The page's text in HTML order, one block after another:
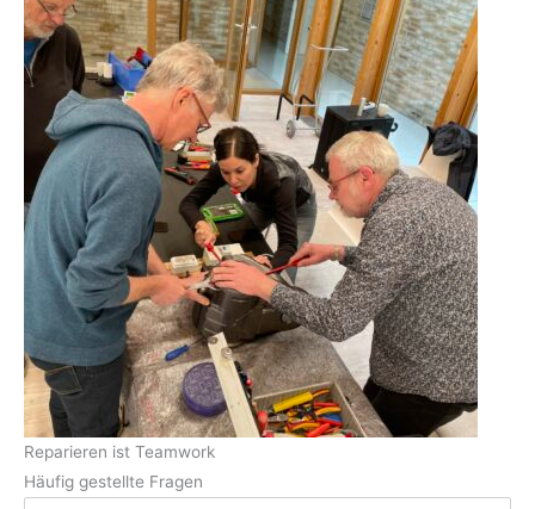
Reparieren ist Teamwork
Häufig gestellte Fragen